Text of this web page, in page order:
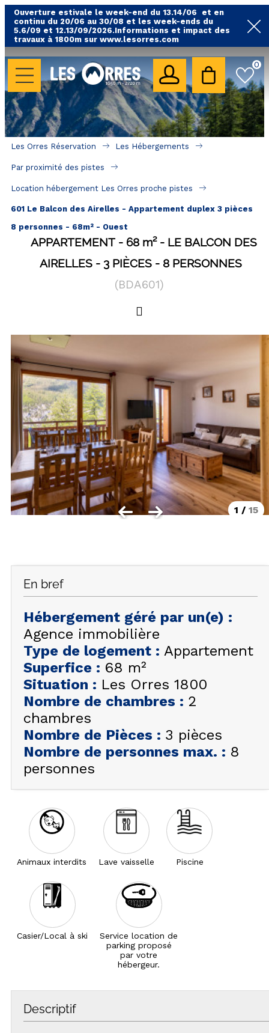
Ouverture estivale le week-end du 13.14/06 et en
continu du 20/06 au 30/08 et les week-ends du
5.6/09 et 12.13/09/2026.Informations et impact des
travaux à 1800m sur www.lesorres.com
0
LES HÉBERGEMENTS
Toutes nos locations
Hébergements avec piscine
Hébergements labellisés qualité
A proximité des remontées mécaniques ( VTT,
LOCALISATION
Les Orres 1800 Bois Méan
Les Orres et ses hameaux
VISUALISER LE PLAN DES ORRES
BONS PLANS ACTIVITÉS
Carte Multi activités
Forfaits remontées mécaniques VTT
CONTACT / DEVIS
HIVER
+33 (0)4 92 44 19 17
Les Orres Réservation Les Hébergements
Par proximité des pistes
Location hébergement Les Orres proche pistes
601 Le Balcon des Airelles - Appartement duplex 3 pièces
8 personnes - 68m² - Ouest
APPARTEMENT 68 m²
LE BALCON DES
AIRELLES
3 PIÈCES 8 PERSONNES
(BDA601)
1 / 15
En bref
Hébergement géré par un(e) :
Agence immobilière
Type de logement : Appartement
Superfice : 68 m²
Situation : Les Orres 1800
Nombre de chambres : 2
chambres
Nombre de Pièces : 3 pièces
Nombre de personnes max. : 8
personnes
Animaux interdits Lave vaisselle Piscine
Casier/Local à ski
Service location de
parking proposé
par votre
hébergeur.
Descriptif